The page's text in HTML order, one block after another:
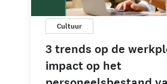
Cultuur
3 trends op de
impact op het